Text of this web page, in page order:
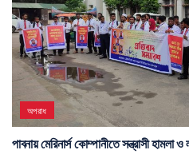
অপরাধ
পাবনায় মেরিনার্স কোম্পানীতে সন্ত্রাসী